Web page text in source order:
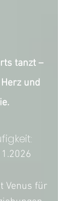
tanzt –
und
Venus für